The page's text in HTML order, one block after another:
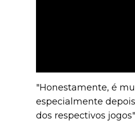
"Honestamente, é
especialmente
dos respectivos